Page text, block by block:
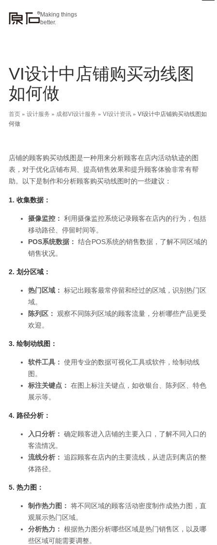
Making things
better.
VI设计中店铺购买动线图
如何做
首页 » 设计服务 » 成都VI设计服务 » VI设计资讯 » VI设计中店铺购买动线图如
何做
店铺的顾客购买动线图是一种用来分析顾客在店内活动轨迹的图
表，对于优化店铺布局、提高销售效果和提升顾客体验非常有帮
助。以下是制作和分析顾客购买动线图时的一些建议：
1. 收集数据：
摄像监控： 利用摄像监控系统记录顾客在店内的行为，包括
移动路径、停留时间等。
POS系统数据： 结合POS系统的销售数据，了解不同区域的
销售状况。
2. 划分区域：
热门区域： 标记出顾客最常停留和经过的区域，识别热门区
域。
陈列区： 观察不同陈列区域的顾客流量，分析哪些产品更受
欢迎。
3. 绘制动线图：
软件工具： 使用专业的数据可视化工具或软件，绘制动线
图。
标注关键点： 在图上标注关键点，如收银台、陈列区、特色
展示等。
4. 路径分析：
入口分析： 确定顾客进入店铺的主要入口，了解不同入口的
客流情况。
流线分析： 追踪顾客在店内的主要流线，从进店到离店的整
体路径。
5. 热力图：
制作热力图： 将不同区域的顾客活动密度制作成热力图，直
观展示热门区域。
分析热力： 根据热力图分析哪些区域是热门销售区，以及哪
些区域可能需要调整。